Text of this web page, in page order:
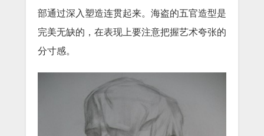
部通过深入塑造连贯起来。海盗的五官造型是
完美无缺的，在表现上要注意把握艺术夸张的
分寸感。